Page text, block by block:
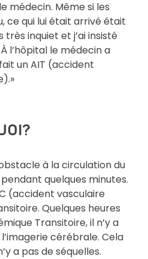
médecin. Même si les
ce qui lui était arrivé était
très inquiet et j’ai insisté
l’hôpital le médecin a
un AIT (accident
obstacle à la circulation du
quelques minutes.
(accident vasculaire
Quelques heures
Transitoire, il n’y a
cérébrale. Cela
a pas de séquelles.